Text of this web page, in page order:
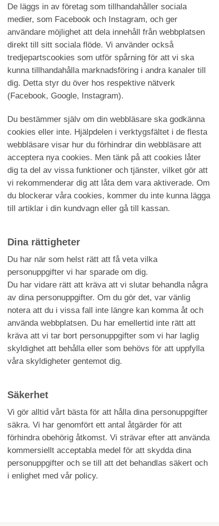
De läggs in av företag som tillhandahåller sociala
medier, som Facebook och Instagram, och ger
användare möjlighet att dela innehåll från webbplatsen
direkt till sitt sociala flöde. Vi använder också
tredjepartscookies som utför spårning för att vi ska
kunna tillhandahålla marknadsföring i andra kanaler till
dig. Detta styr du över hos respektive nätverk
(Facebook, Google, Instagram).
Du bestämmer själv om din webbläsare ska godkänna
cookies eller inte. Hjälpdelen i verktygsfältet i de flesta
webbläsare visar hur du förhindrar din webbläsare att
acceptera nya cookies. Men tänk på att cookies låter
dig ta del av vissa funktioner och tjänster, vilket gör att
vi rekommenderar dig att låta dem vara aktiverade. Om
du blockerar våra cookies, kommer du inte kunna lägga
till artiklar i din kundvagn eller gå till kassan.
Dina rättigheter
Du har när som helst rätt att få veta vilka
personuppgifter vi har sparade om dig.
Du har vidare rätt att kräva att vi slutar behandla några
av dina personuppgifter. Om du gör det, var vänlig
notera att du i vissa fall inte längre kan komma åt och
använda webbplatsen. Du har emellertid inte rätt att
kräva att vi tar bort personuppgifter som vi har laglig
skyldighet att behålla eller som behövs för att uppfylla
våra skyldigheter gentemot dig.
Säkerhet
Vi gör alltid vårt bästa för att hålla dina personuppgifter
säkra. Vi har genomfört ett antal åtgärder för att
förhindra obehörig åtkomst. Vi strävar efter att använda
kommersiellt acceptabla medel för att skydda dina
personuppgifter och se till att det behandlas säkert och
i enlighet med vår policy.